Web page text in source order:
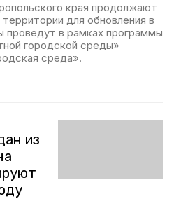
края продолжают
для обновления в
в рамках программы
городской среды»
среда».
из